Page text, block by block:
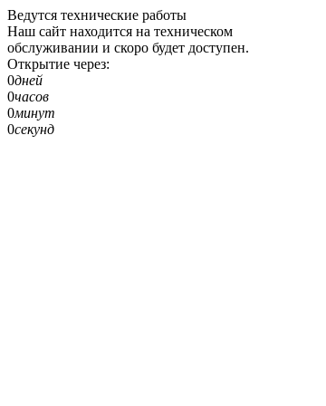
Ведутся технические работы
Наш сайт находится на техническом
обслуживании и скоро будет доступен.
Открытие через:
0дней
0часов
0минут
0секунд